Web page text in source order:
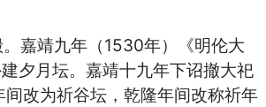
嘉靖九年（1530年）《明伦大
夕月坛。嘉靖十九年下诏撤大祀
改为祈谷坛，乾隆年间改称祈年